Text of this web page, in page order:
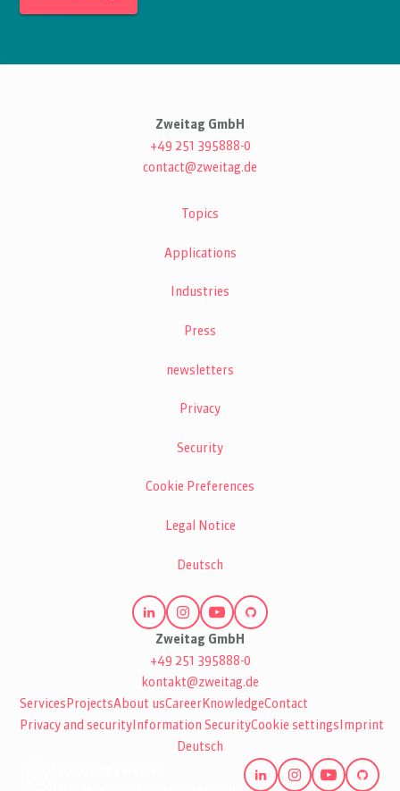
Zweitag GmbH
+49 251 395888-0
contact@zweitag.de
Topics
Applications
Industries
Press
newsletters
Privacy
Security
Cookie Preferences
Legal Notice
Deutsch
Zweitag GmbH
+49 251 395888-0
kontakt@zweitag.de
Services ProjectsAbout usCareer KnowledgeContact
Privacy and security Information SecurityCookie settings Imprint
Deutsch